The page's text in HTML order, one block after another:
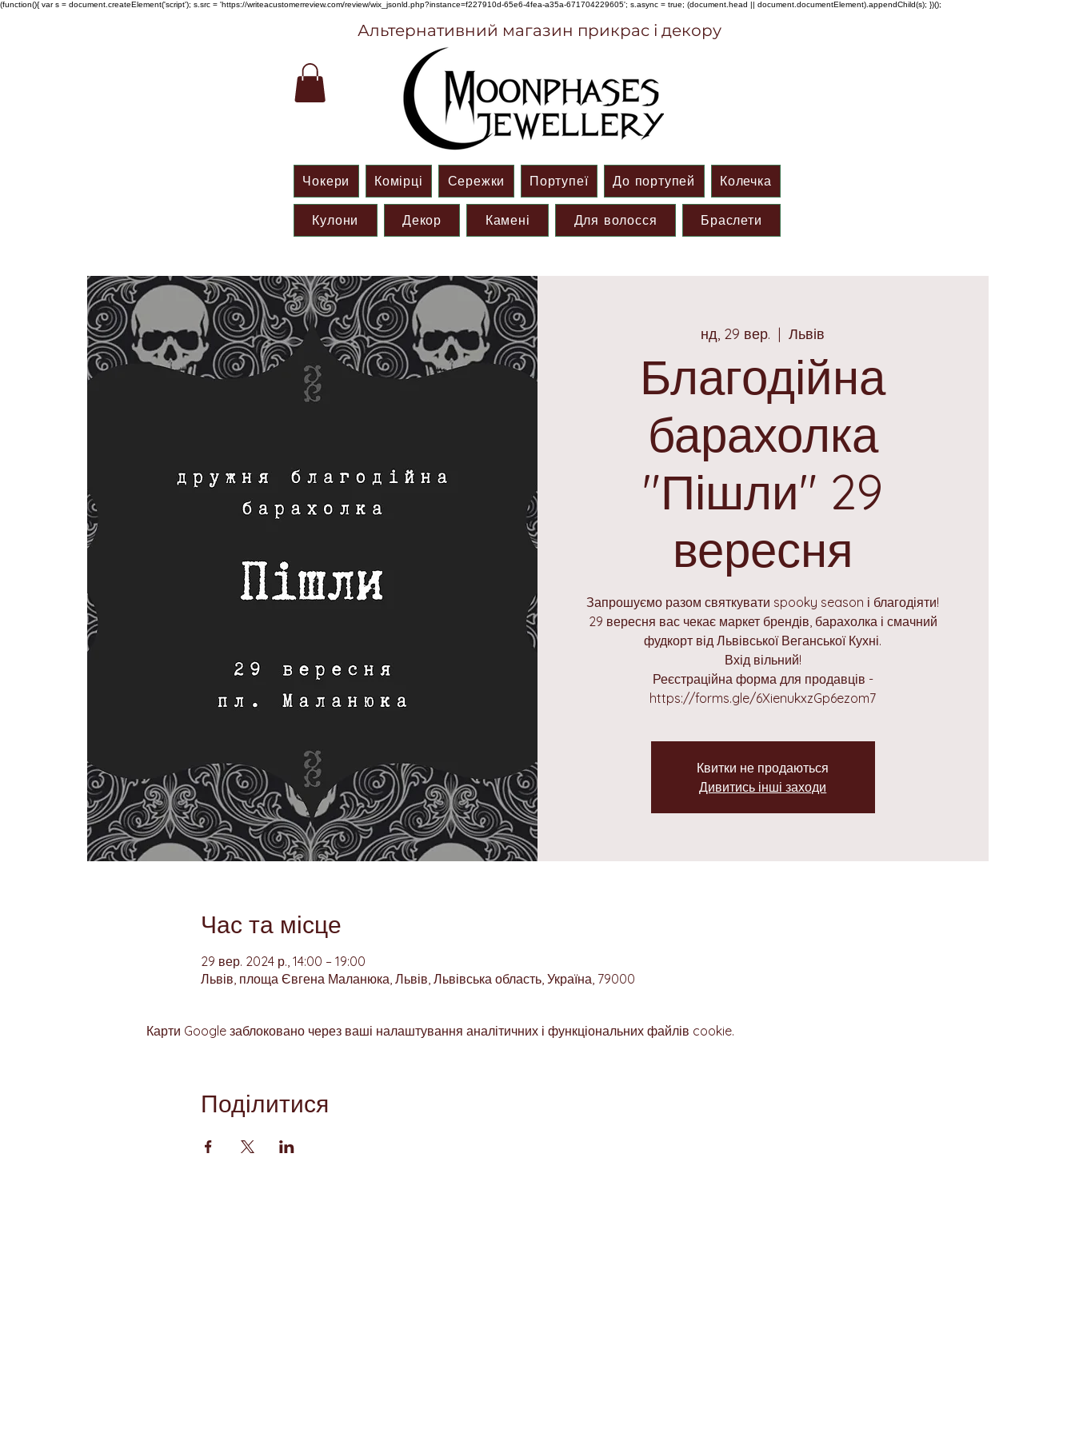
(function(){ var s = document.createElement('script'); s.src = 'https://writeacustomerreview.com/review/wix_jsonld.php?instance=f227910d-65e6-4fea-a35a-671704229605'; s.async = true; (document.head || document.documentElement).appendChild(s); })();
Альтернативний магазин прикрас і декору
Чокери Комірці Сережки Портупеї До портупей Колечка
Кулони Декор Камені Для волосся Браслети
нд, 29 вер.
  |
Львів
Благодійна
барахолка
"Пішли" 29
вересня
Запрошуємо разом святкувати spooky season і благодіяти!
29 вересня вас чекає маркет брендів, барахолка і смачний
фудкорт від Львівської Веганської Кухні.
Вхід вільний!
Реєстраційна форма для продавців -
https://forms.gle/6XienukxzGp6ezom7
Квитки не продаються
Дивитись інші заходи
Час та місце
29 вер. 2024 р., 14:00 – 19:00
Львів, площа Євгена Маланюка, Львів, Львівська область, Україна, 79000
Карти Google заблоковано через ваші налаштування аналітичних і функціональних файлів cookie.
Поділитися